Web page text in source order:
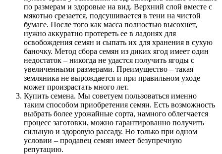
по размерам и здоровые на вид. Верхний слой вместе с
мякотью срезается, подсушивается в тени на чистой
бумаге. После того как масса полностью высохнет,
нужно аккуратно протереть ее в ладонях для
освобождения семян и сыпать их для хранения в сухую
баночку. Метод сбора семян из диких ягод имеет один
недостаток – никогда не удастся получить ягоды с
увеличенными размерами. Преимущество – такая
земляника не вырождается и при правильном уходе
может произрастать много лет.
Купить семена. Мы советуем пользоваться именно
таким способом приобретения семян. Есть возможность
выбрать более урожайные сорта, намного облегчается
процесс заготовки, можно гарантированно получить
сильную и здоровую рассаду. Но только при одном
условии – продавец семян имеет безупречную
репутацию.